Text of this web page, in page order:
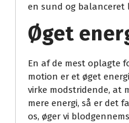
en sund og balanceret
Øget
En af de mest oplagte
motion er et øget
virke modstridende, at
mere energi, så er det
os, øger vi